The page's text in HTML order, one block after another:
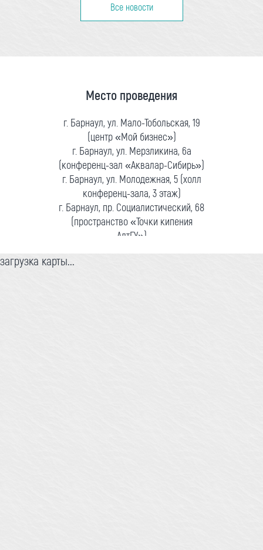
Все новости
Место проведения
г. Барнаул, ул. Мало-Тобольская, 19
(центр «Мой бизнес»)
г. Барнаул, ул. Мерзликина, 6а
(конференц-зал «Аквалар-Сибирь»)
г. Барнаул, ул. Молодежная, 5 (холл
конференц-зала, 3 этаж)
г. Барнаул, пр. Социалистический, 68
(пространство «Точки кипения
АлтГУ»)
загрузка карты...